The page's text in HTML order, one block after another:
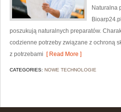
Naturalna
poszukują naturalnych preparatów.
codzienne potrzeby związane z ochroną
z potrzebami [ Read More ]
CATEGORIES: NOWE TECHNOLOGIE